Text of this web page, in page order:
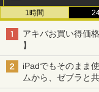
1時間
アキバお買い得価
】
iPadでもそのまま
ムから、ゼブラと